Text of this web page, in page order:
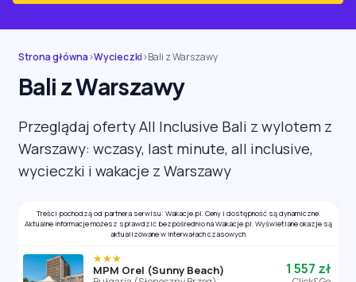
Strona główna›Wycieczki›Bali z Warszawy
Bali z Warszawy
Przeglądaj oferty All Inclusive Bali z wylotem z
Warszawy: wczasy, last minute, all inclusive,
wycieczki i wakacje z Warszawy
Treści pochodzą od partnera serwisu: Wakacje.pl. Ceny i dostępność są dynamiczne.
Aktualne informacje możesz sprawdzić bezpośrednio na Wakacje.pl. Wyświetlane okazje są
aktualizowane w interwałach czasowych.
★★★
MPM Orel (Sunny Beach)
1 557 zł